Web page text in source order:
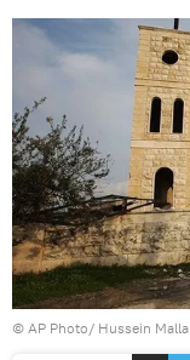
© AP Photo/ Hussein Malla